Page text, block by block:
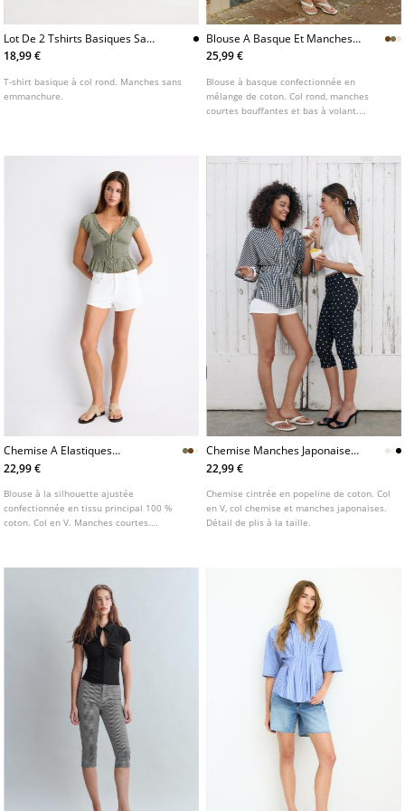
Lot De 2 Tshirts Basiques Sans
Manches
18,99 €
T-shirt basique à col rond. Manches sans
emmanchure.
Blouse A Basque Et Manches
Courtes
25,99 €
Blouse à basque confectionnée en
mélange de coton. Col rond, manches
courtes bouffantes et bas à volant.
coloris.
Chemise A Elastiques
Manches Courtes
22,99 €
Blouse à la silhouette ajustée
confectionnée en tissu principal 100 %
coton. Col en V. Manches courtes.
plusieurs coloris.
Chemise Manches Japonaises
Cintree A Plis
22,99 €
Chemise cintrée en popeline de coton. Col
en V, col chemise et manches japonaises.
Détail de plis à la taille.